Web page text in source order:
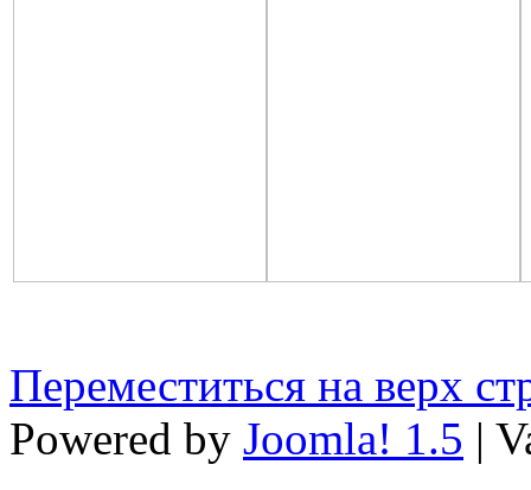
Переместиться на верх
Powered by Joomla! 1.5 |